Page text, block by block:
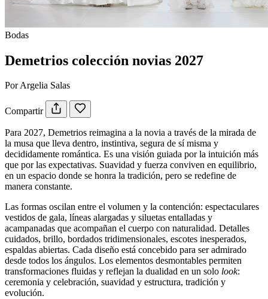
Bodas
Demetrios colección novias 2027
Por Argelia Salas
Compartir
Para 2027, Demetrios reimagina a la novia a través de la mirada de
la musa que lleva dentro, instintiva, segura de sí misma y
decididamente romántica. Es una visión guiada por la intuición más
que por las expectativas. Suavidad y fuerza conviven en equilibrio,
en un espacio donde se honra la tradición, pero se redefine de
manera constante.
Las formas oscilan entre el volumen y la contención: espectaculares
vestidos de gala, líneas alargadas y siluetas entalladas y
acampanadas que acompañan el cuerpo con naturalidad. Detalles
cuidados, brillo, bordados tridimensionales, escotes inesperados,
espaldas abiertas. Cada diseño está concebido para ser admirado
desde todos los ángulos. Los elementos desmontables permiten
transformaciones fluidas y reflejan la dualidad en un solo look:
ceremonia y celebración, suavidad y estructura, tradición y
evolución.